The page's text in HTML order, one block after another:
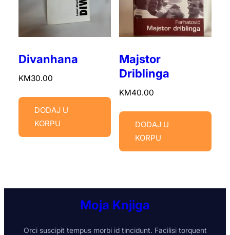
Divanhana
KM30.00
DODAJ U
KORPU
Majstor
Driblinga
KM40.00
DODAJ U
KORPU
Moja Knjiga
Orci suscipit tempus morbi id tincidunt. Facilisi torquent